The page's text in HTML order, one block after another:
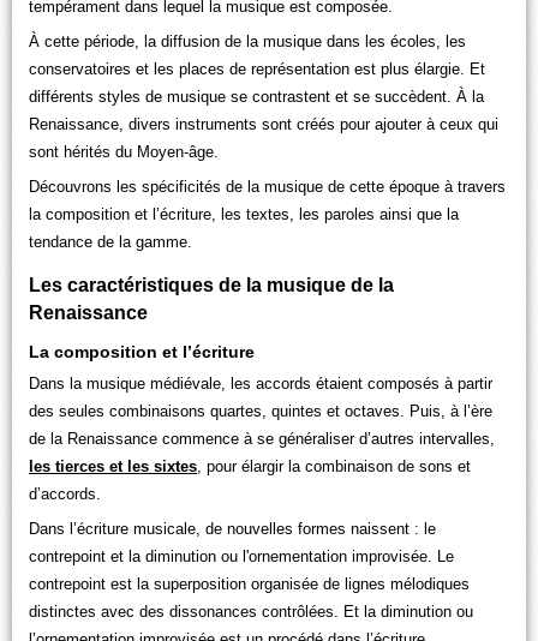
tempérament dans lequel la musique est composée.
À cette période, la diffusion de la musique dans les écoles, les
conservatoires et les places de représentation est plus élargie. Et
différents styles de musique se contrastent et se succèdent. À la
Renaissance, divers instruments sont créés pour ajouter à ceux qui
sont hérités du Moyen-âge.
Découvrons les spécificités de la musique de cette époque à travers
la composition et l’écriture, les textes, les paroles ainsi que la
tendance de la gamme.
Les caractéristiques de la musique de la
Renaissance
La composition et l’écriture
Dans la musique médiévale, les accords étaient composés à partir
des seules combinaisons quartes, quintes et octaves. Puis, à l’ère
de la Renaissance commence à se généraliser d’autres intervalles,
les tierces et les sixtes, pour élargir la combinaison de sons et
d’accords.
Dans l’écriture musicale, de nouvelles formes naissent : le
contrepoint et la diminution ou l'ornementation improvisée. Le
contrepoint est la superposition organisée de lignes mélodiques
distinctes avec des dissonances contrôlées. Et la diminution ou